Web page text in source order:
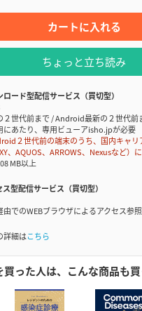
カートに入れる
ちょっと立ち読み
ロード型配信サービス（買切型）
２世代前まで / Android最新の２世代前
あたり、専用ビューアisho.jpが必要
２世代前の端末のうち、国内キャリ
、AQUOS、ARROWS、Nexusなど）
MB以上
ス型配信サービス（買切型）
でのWEBブラウザによるアクセス参照
詳細はこちら
買った人は、こんな商品も買